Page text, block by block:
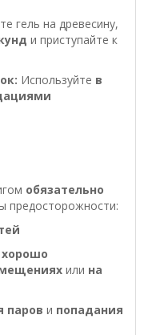
гель на древесину,
и приступайте к
Используйте в
обязательно
предосторожности:
хорошо
или на
паров и попадания